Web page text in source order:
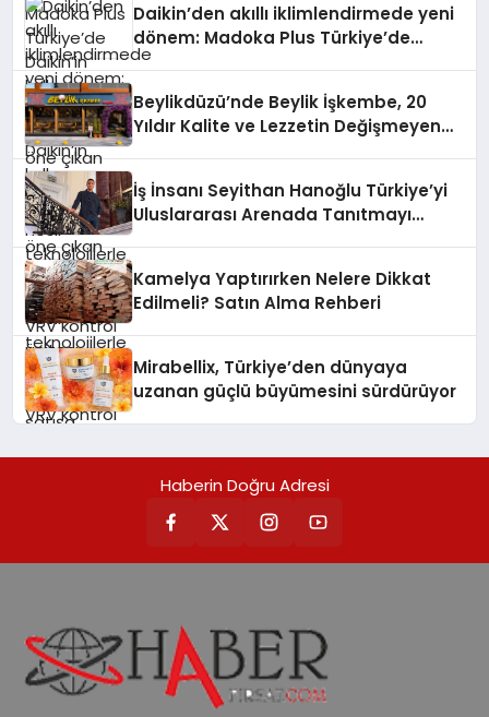
teknolojilerle donatılmış son modeli
VRV kontrol ünitesi Madoka Plus
Türkiye’de satışa sunuldu. Tam
dokunmatik ekranı, mobil uygulama
desteği ve akıllı sensör entegrasyonu
sayesinde iklimlendirme sistemlerinin
yönetimini daha kolay, konforlu ve
verimli hale getiriyor. Enerji
verimliliğini artırırken modern yaşam
Daikin’den akıllı iklimlendirmede yeni
dönem: Madoka Plus Türkiye’de
Daikin’in kullanıcı dostu tasarımıyla
teknolojilerle donatılmış son modeli
VRV kontrol ünitesi Madoka Plus
Türkiye’de satışa sunuldu. Tam
dokunmatik ekranı, mobil uygulama
desteği ve akıllı sensör entegrasyonu
sayesinde iklimlendirme sistemlerinin
yönetimini daha kolay, konforlu ve
verimli hale getiriyor. Enerji
verimliliğini artırırken modern yaşam
Beylikdüzü’nde Beylik İşkembe, 20
Yıldır Kalite ve Lezzetin Değişmeyen
İş İnsanı Seyithan Hanoğlu Türkiye’yi
Uluslararası Arenada Tanıtmayı
Kamelya Yaptırırken Nelere Dikkat
Edilmeli? Satın Alma Rehberi
Mirabellix, Türkiye’den dünyaya
uzanan güçlü büyümesini sürdürüyor
Haberin Doğru Adresi